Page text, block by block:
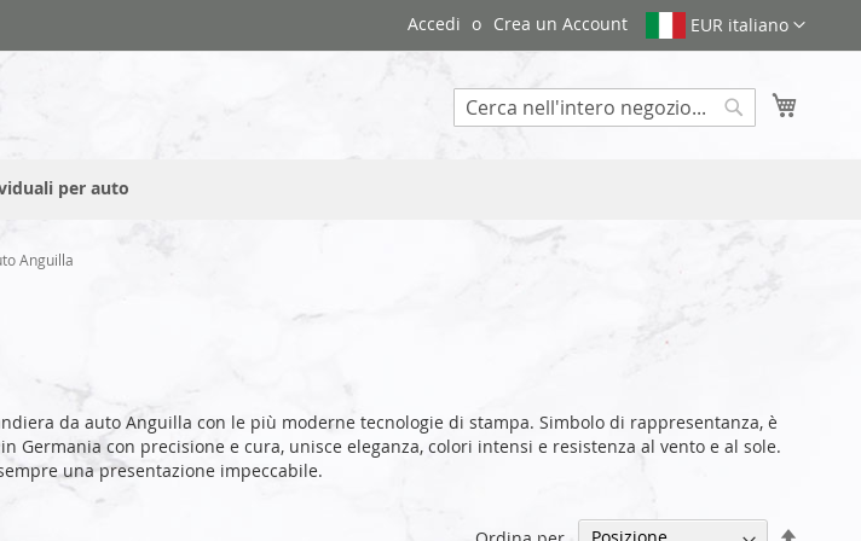
EUR italiano
Accedi Crea un Account
per auto
Anguilla
da auto Anguilla con le più moderne tecnologie di stampa. Simbolo di rappresentanza, è
con precisione e cura, unisce eleganza, colori intensi e resistenza al vento e al sole.
una presentazione impeccabile.